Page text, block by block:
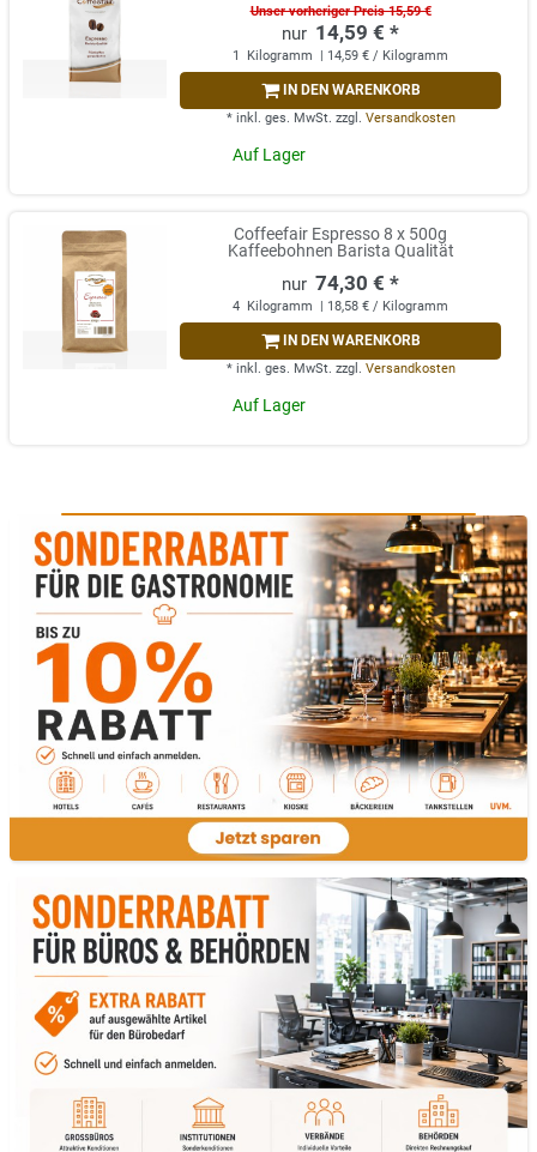
Unser vorheriger Preis 15,59 €
14,59 € *
1 Kilogramm | 14,59 € / Kilogramm
IN DEN WARENKORB
* inkl. ges. MwSt. zzgl. Versandkosten
Auf Lager
Coffeefair Espresso 8 x 500g
Kaffeebohnen Barista Qualität
74,30 € *
4 Kilogramm | 18,58 € / Kilogramm
IN DEN WARENKORB
* inkl. ges. MwSt. zzgl. Versandkosten
Auf Lager